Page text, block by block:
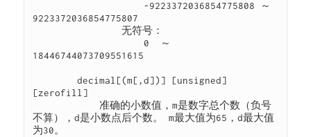
9223372036854775807
                无符号：
                    0  ～
18446744073709551615
        decimal[(m[,d])] [unsigned]
[zerofill]
            准确的小数值，m是数字总个数（负号
不算），d是小数点后个数。 m最大值为65，d最大值
为30。